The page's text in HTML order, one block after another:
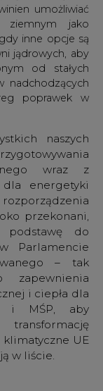
i ciepła dla
i MŚP, aby
UE
w liście.
podpisali się:
(ECR),
(S&D), Jan
(EPP), Kosma
Grzegorz
(ECR), Janusz
(EPP), Jadwiga
Hetman
Andżelika
(EPP), Joachim
(ECR), Tomasz
Patryk Jaki
Beata Mazurek
(EPP), Jacek
(ECR), Elżbieta
(EPP), Jarosław